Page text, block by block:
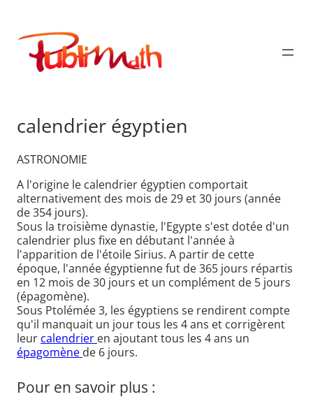
contenu
Publimath
calendrier égyptien
ASTRONOMIE
A l'origine le calendrier égyptien comportait
alternativement des mois de 29 et 30 jours (année
de 354 jours).
Sous la troisième dynastie, l'Egypte s'est dotée d'un
calendrier plus fixe en débutant l'année à
l'apparition de l'étoile Sirius. A partir de cette
époque, l'année égyptienne fut de 365 jours répartis
en 12 mois de 30 jours et un complément de 5 jours
(épagomène).
Sous Ptolémée 3, les égyptiens se rendirent compte
qu'il manquait un jour tous les 4 ans et corrigèrent
leur calendrier en ajoutant tous les 4 ans un
épagomène de 6 jours.
Pour en savoir plus :